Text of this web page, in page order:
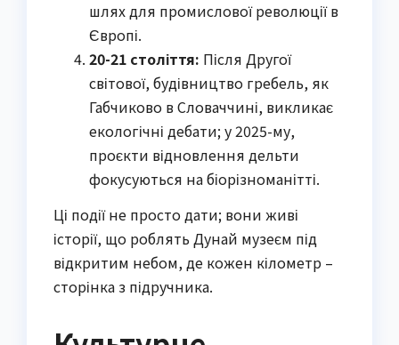
шлях для промислової революції в
Європі.
20-21 століття: Після Другої
світової, будівництво гребель, як
Габчиково в Словаччині, викликає
екологічні дебати; у 2025-му,
проєкти відновлення дельти
фокусуються на біорізноманітті.
Ці події не просто дати; вони живі
історії, що роблять Дунай музеєм під
відкритим небом, де кожен кілометр –
сторінка з підручника.